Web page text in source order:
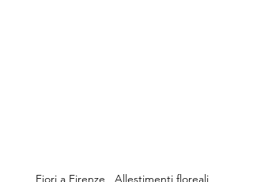
Fiori a Firenze , Allestimenti floreali ,